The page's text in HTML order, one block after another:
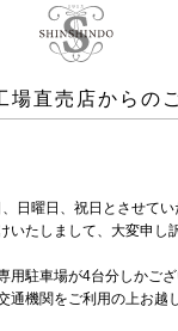
場直売店からの
日曜日、祝日とさせてい
たしまして、大変申し
駐車場が4台分しかござ
通機関をご利用の上お越